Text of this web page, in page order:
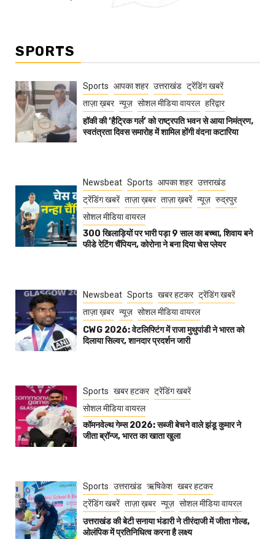
SPORTS
Sports आपका शहर उत्तराखंड ट्रेंडिंग खबरें
ताज़ा ख़बर न्यूज़ सोशल मीडिया वायरल हरिद्वार
हॉकी की ‘हैट्रिक गर्ल’ को राष्ट्रपति भवन से आया निमंत्रण,
स्वतंत्रता दिवस समारोह में शामिल होंगी वंदना कटारिया
Newsbeat Sports आपका शहर उत्तराखंड
ट्रेंडिंग खबरें ताज़ा ख़बर ताज़ा ख़बरें न्यूज़ रुद्रपुर
सोशल मीडिया वायरल
300 खिलाड़ियों पर भारी पड़ा 9 साल का बच्चा, शिवाय बने
फीडे रेटिंग चैंपियन, कोरोना ने बना दिया चेस प्लेयर
Newsbeat Sports खबर हटकर ट्रेंडिंग खबरें
ताज़ा ख़बर न्यूज़ सोशल मीडिया वायरल
CWG 2026: वेटलिफ्टिंग में राजा मुथुपांडी ने भारत को
दिलाया सिल्वर, शानदार प्रदर्शन जारी
Sports खबर हटकर ट्रेंडिंग खबरें
सोशल मीडिया वायरल
कॉमनवेल्थ गेम्स 2026: सब्जी बेचने वाले झंडू कुमार ने
जीता ब्रॉन्ज, भारत का खाता खुला
Sports उत्तराखंड ऋषिकेश खबर हटकर
ट्रेंडिंग खबरें ताज़ा ख़बर न्यूज़ सोशल मीडिया वायरल
उत्तराखंड की बेटी सनाया भंडारी ने तीरंदाजी में जीता गोल्ड,
ओलंपिक में प्रतिनिधित्व करना है लक्ष्य